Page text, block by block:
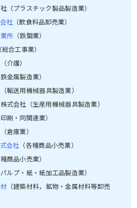
（プラスチック製品製造業）
社 （飲食料品卸売業）
所 （鉄鋼業）
（総合工事業）
介護）
鉄金属製造業）
（輸送用機械器具製造業）
式会社（生産用機械器具製造業）
刷・同関連業）
（倉庫業）
会社 （各種商品小売業）
商品小売業）
パルプ・紙・紙加工品製造業）
（建築材料，鉱物・金属材料等卸売